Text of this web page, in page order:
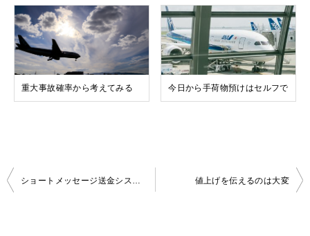
重大事故確率から考えてみる 今日から手荷物預けはセルフで
投
値上げを伝えるのは大変